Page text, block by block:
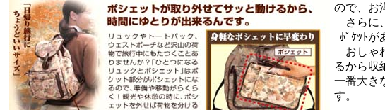
ので、お
さらに
ｰﾎﾟｹｯﾄが
おしゃ
るから収
一番大き
す。